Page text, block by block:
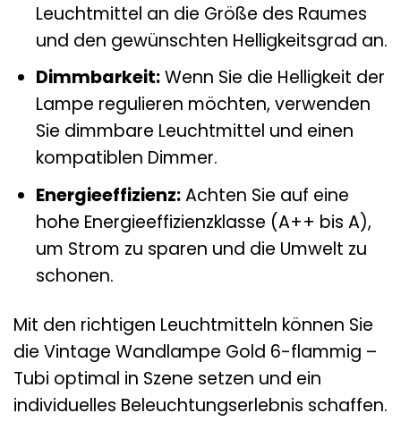
Leuchtmittel an die Größe des Raumes
und den gewünschten Helligkeitsgrad an.
Dimmbarkeit:Wenn Sie die Helligkeit der
Lampe regulieren möchten, verwenden
Sie dimmbare Leuchtmittel und einen
kompatiblen Dimmer.
Energieeffizienz:Achten Sie auf eine
hohe Energieeffizienzklasse (A++ bis A),
um Strom zu sparen und die Umwelt zu
schonen.
Mit den richtigen Leuchtmitteln können Sie
die Vintage Wandlampe Gold 6-flammig –
Tubi optimal in Szene setzen und ein
individuelles Beleuchtungserlebnis schaffen.